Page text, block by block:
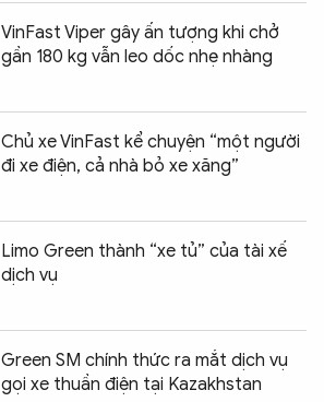
VinFast Viper gây ấn tượng khi chở
gần 180 kg vẫn leo dốc nhẹ nhàng
Chủ xe VinFast kể chuyện “một người
đi xe điện, cả nhà bỏ xe xăng”
Limo Green thành “xe tủ” của tài xế
dịch vụ
Green SM chính thức ra mắt dịch vụ
gọi xe thuần điện tại Kazakhstan